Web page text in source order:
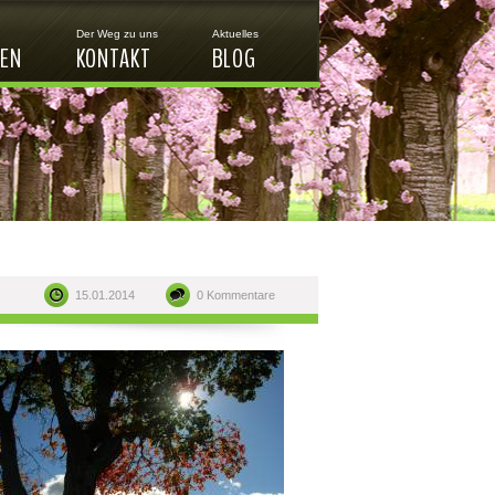
Der Weg zu uns
KONTAKT
Aktuelles
BLOG
15.01.2014 0 Kommentare